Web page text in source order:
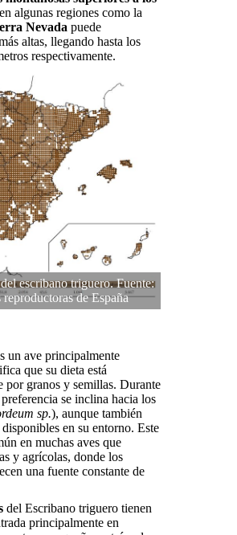
algunas regiones como la
Nevada puede
altas, llegando hasta los
respectivamente.
escribano triguero. Fuente:
de España
un ave principalmente
que su dieta está
por granos y semillas. Durante
se inclina hacia los
sp.), aunque también
en su entorno. Este
en muchas aves que
y agrícolas, donde los
una fuente constante de
del Escribano triguero tienen
principalmente en